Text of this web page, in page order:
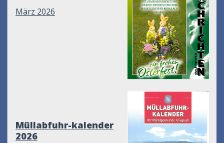
März 2026
Müllabfuhr-kalender
2026